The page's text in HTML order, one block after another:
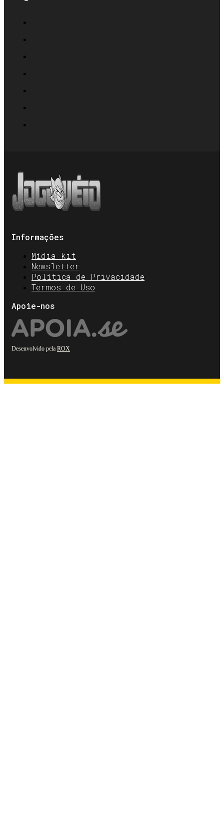
Informações
Mídia kit
Newsletter
Política de Privacidade
Termos de Uso
Apoie-nos
Desenvolvido pela ROX